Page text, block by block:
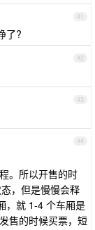
41
了?
42
43
44
。所以开售的时
，但是慢慢会释
，就 1-4 个车厢是
售的时候买票，短